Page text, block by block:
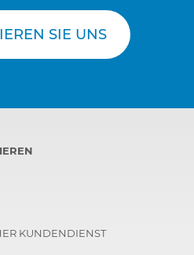
SIE UNS
KUNDENDIENST